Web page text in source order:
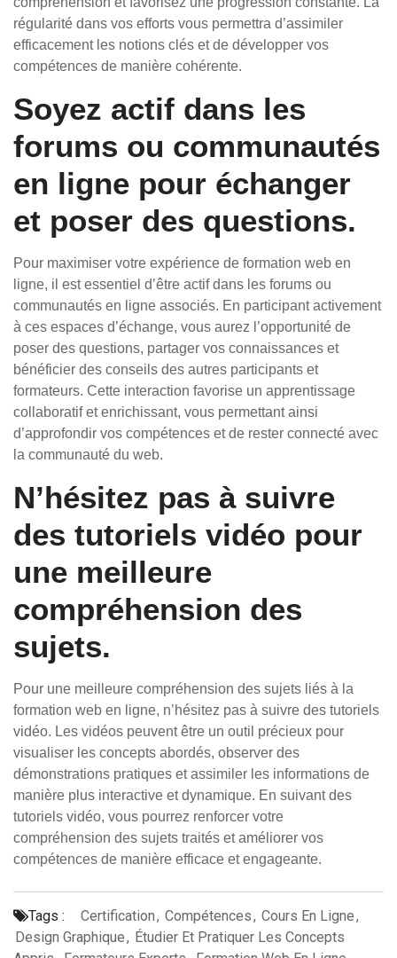
régularité dans vos efforts vous permettra d’assimiler
efficacement les notions clés et de développer vos
compétences de manière cohérente.
Soyez actif dans les
forums ou communautés
en ligne pour échanger
et poser des questions.
Pour maximiser votre expérience de formation web en
ligne, il est essentiel d’être actif dans les forums ou
communautés en ligne associés. En participant activement
à ces espaces d’échange, vous aurez l’opportunité de
poser des questions, partager vos connaissances et
bénéficier des conseils des autres participants et
formateurs. Cette interaction favorise un apprentissage
collaboratif et enrichissant, vous permettant ainsi
d’approfondir vos compétences et de rester connecté avec
la communauté du web.
N’hésitez pas à suivre
des tutoriels vidéo pour
une meilleure
compréhension des
sujets.
Pour une meilleure compréhension des sujets liés à la
formation web en ligne, n’hésitez pas à suivre des tutoriels
vidéo. Les vidéos peuvent être un outil précieux pour
visualiser les concepts abordés, observer des
démonstrations pratiques et assimiler les informations de
manière plus interactive et dynamique. En suivant des
tutoriels vidéo, vous pourrez renforcer votre
compréhension des sujets traités et améliorer vos
compétences de manière efficace et engageante.
Tags : Certification, Compétences, Cours En Ligne,
Design Graphique, Étudier Et Pratiquer Les Concepts